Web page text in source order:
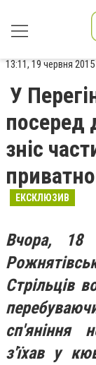
13:11, 19 червня 2015
У
посеред
зніс
ЕКСКЛЮЗИВ
Вчора, 18
Стрільців
сп'яніння
з'їхав у